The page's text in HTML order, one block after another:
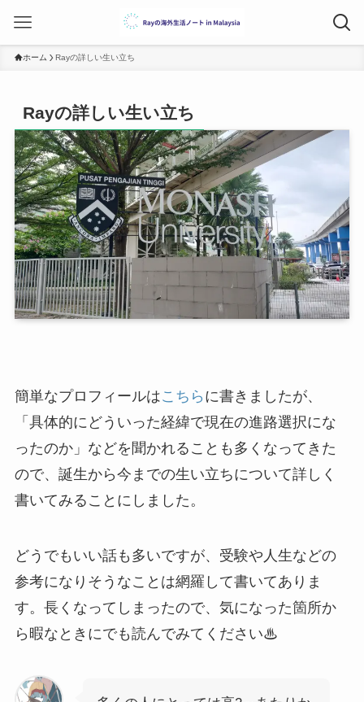
ホーム Rayの詳しい生い立ち
Rayの詳しい生い立ち
簡単なプロフィールはこちら に書きましたが、
「具体的にどういった経緯で現在の進路選択にな
ったのか」などを聞かれることも多くなってきた
ので、誕生から今までの生い立ちについて詳しく
書いてみることにしました。
どうでもいい話も多いですが、受験や人生などの
参考になりそうなことは網羅して書いてありま
す。長くなってしまったので、気になった箇所か
ら暇なときにでも読んでみてください♨